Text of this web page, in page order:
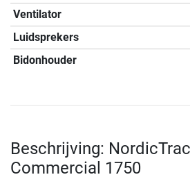
Ventilator
Luidsprekers
Bidonhouder
Beschrijving:
Commercial 1750